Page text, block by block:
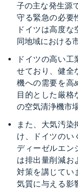
子の主な発生源
守る緊急の必要
ドイツは高度な
同地域における
ドイツの高い
せており、健全
機への需要を高
目的とした厳格
の空気清浄機市
また、大気汚染
け、ドイツのい
ディーゼルエン
は排出量削減お
対策を講じてい
気質に与える影